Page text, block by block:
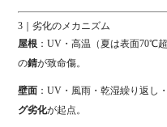
3｜劣化のメカニズム
屋根 ：UV・高温（夏は表面70℃
の錆が致命傷。
壁面 ：UV・風雨・乾湿繰り返し
グ劣化が起点。